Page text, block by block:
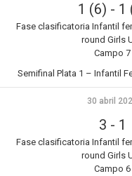
1 (6) - 1
Fase clasificatoria Infantil
round Girls
Campo 7
Semifinal Plata 1 – Infantil
30 abril
3 - 1
Fase clasificatoria Infantil
round Girls
Campo 6